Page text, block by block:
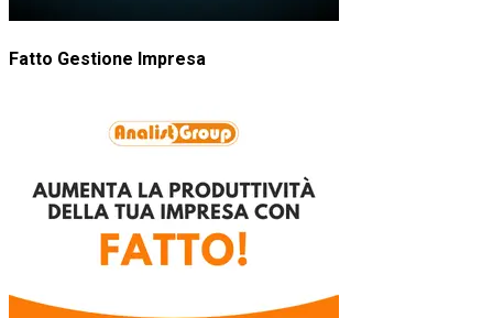
Fatto Gestione Impresa